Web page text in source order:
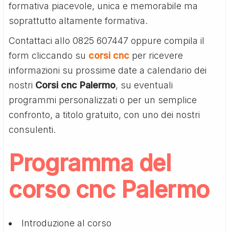
formativa piacevole, unica e memorabile ma
soprattutto altamente formativa.
Contattaci allo 0825 607447 oppure compila il
form cliccando su corsi cnc per ricevere
informazioni su prossime date a calendario dei
nostri Corsi cnc Palermo, su eventuali
programmi personalizzati o per un semplice
confronto, a titolo gratuito, con uno dei nostri
consulenti.
Programma del
corso cnc Palermo
Introduzione al corso